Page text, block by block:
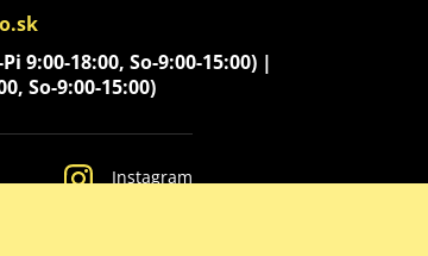
9:00-18:00, So-9:00-15:00) |
So-9:00-15:00)
Instagram